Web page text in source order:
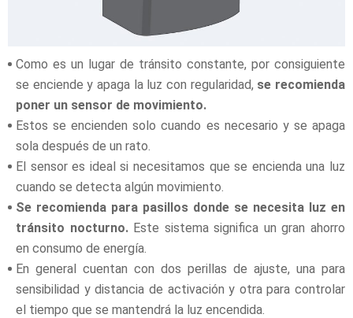
Como es un lugar de tránsito constante, por consiguiente
se enciende y apaga la luz con regularidad, se recomienda
poner un sensor de movimiento.
Estos se encienden solo cuando es necesario y se apaga
sola después de un rato.
El sensor es ideal si necesitamos que se encienda una luz
cuando se detecta algún movimiento.
Se recomienda para pasillos donde se necesita luz en
tránsito nocturno.Este sistema significa un gran ahorro
en consumo de energía.
En general cuentan con dos perillas de ajuste, una para
sensibilidad y distancia de activación y otra para controlar
el tiempo que se mantendrá la luz encendida.